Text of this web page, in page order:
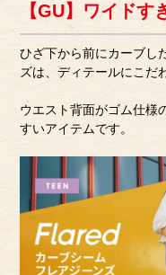
【GU】ワイド
ひざ下から前にカーブし
ズは、ディテールにこだ
ウエスト背面がゴム仕様
すいアイテムです。